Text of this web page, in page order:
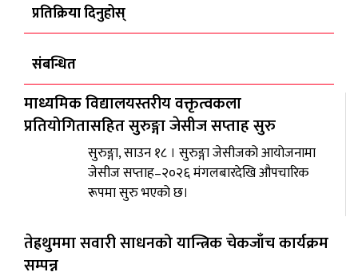
प्रतिक्रिया दिनुहोस्
संबन्धित
माध्यमिक विद्यालयस्तरीय वक्तृत्वकला
प्रतियोगितासहित सुरुङ्गा जेसीज सप्ताह सुरु
सुरुङ्गा, साउन १८ । सुरुङ्गा जेसीजको आयोजनामा
जेसीज सप्ताह–२०२६ मंगलबारदेखि औपचारिक
रूपमा सुरु भएको छ।
तेह्रथुममा सवारी साधनको यान्त्रिक चेकजाँच कार्यक्रम
सम्पन्न